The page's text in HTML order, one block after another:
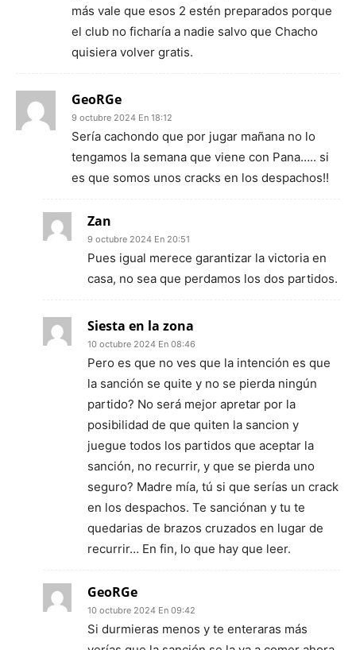
más vale que esos 2 estén preparados porque
el club no ficharía a nadie salvo que Chacho
quisiera volver gratis.
GeoRGe
9 octubre 2024 En 18:12
Sería cachondo que por jugar mañana no lo
tengamos la semana que viene con Pana….. si
es que somos unos cracks en los despachos!!
Zan
9 octubre 2024 En 20:51
Pues igual merece garantizar la victoria en
casa, no sea que perdamos los dos partidos.
Siesta en la zona
10 octubre 2024 En 08:46
Pero es que no ves que la intención es que
la sanción se quite y no se pierda ningún
partido? No será mejor apretar por la
posibilidad de que quiten la sancion y
juegue todos los partidos que aceptar la
sanción, no recurrir, y que se pierda uno
seguro? Madre mía, tú si que serías un crack
en los despachos. Te sanciónan y tu te
quedarias de brazos cruzados en lugar de
recurrir… En fin, lo que hay que leer.
GeoRGe
10 octubre 2024 En 09:42
Si durmieras menos y te enteraras más